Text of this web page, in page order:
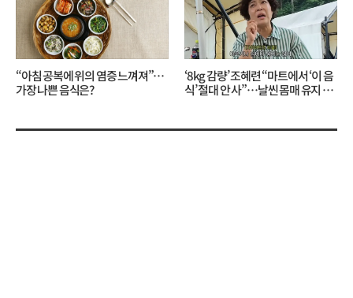
“아침 공복에 위의 염증 느껴져”…
가장 나쁜 음식은?
‘8kg 감량’ 조혜련 “마트에서 ‘이 음
식’ 절대 안 사”…날씬 몸매 유지 비